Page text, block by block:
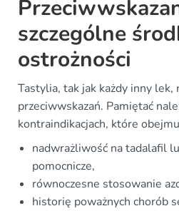
szczególne
ostrożności
Tastylia, tak jak każdy inny
przeciwwskazań. Pamiętać
kontraindikacjach, które
nadwrażliwość na tadalafil
pomocnicze,
równoczesne stosowanie
historię poważnych chorób